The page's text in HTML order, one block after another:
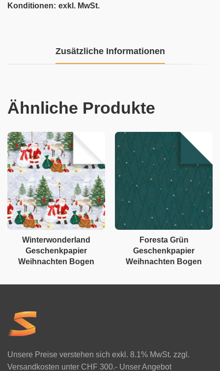
Konditionen: exkl. MwSt.
Zusätzliche Informationen
Ähnliche Produkte
Winterwonderland
Geschenkpapier
Weihnachten Bogen
Foresta Grün
Geschenkpapier
Weihnachten Bogen
Unsere Preise verstehen sich exkl. 8.1% MwSt. zzgl.
Versandkosten unter CHF 300.- Unser Angebot